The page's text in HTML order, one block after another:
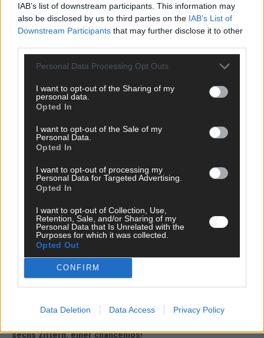
IAB’s list of downstream participants. This information may
also be disclosed by us to third parties on the IAB’s List of
Downstream Participants that may further disclose it to other
Personal Data Processing Opt Outs
I want to opt-out of the Sharing of my
personal data.
Opted In
I want to opt-out of the Sale of my
Personal Data.
Opted In
I want to opt-out of processing my
Personal Data for Targeted Advertising.
Opted In
I want to opt-out of Collection, Use,
Retention, Sale, and/or Sharing of my
Personal Data that Is Unrelated with the
Purposes for which it was collected.
Opted Out
CONFIRM
Data Deletion Data Access Privacy Policy
DARA gewinnt verdient, Israel beunruhigend –
unser Kommentar zum ESC 2026
Mai 2026
KOMMENTAR
ESC-Finale morgen: Finnland Favorit, Australien
aufgestiegen – alle 25 Acts im Kurzcheck
KOMMENTAR
JJ hat den Abend gerettet – der Rest des ESC-Halbfinales
war solide, aber kein Feuerwerk
Mai 2026
sechs zittern, einer chancenlos!